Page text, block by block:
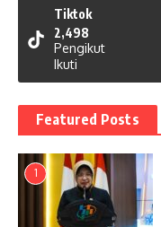
Tiktok
2,498
Pengikut
Ikuti
Featured Posts
1